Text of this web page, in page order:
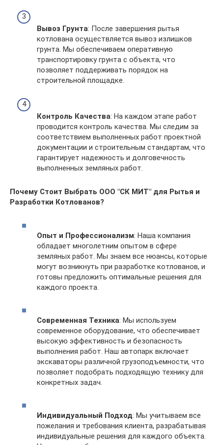
Вывоз Грунта: После завершения рытья
котлована осуществляется вывоз излишков
грунта. Мы обеспечиваем оперативную
транспортировку грунта с объекта, что
позволяет поддерживать порядок на
строительной площадке.
Контроль Качества: На каждом этапе работ
проводится контроль качества. Мы следим за
соответствием выполненных работ проектной
документации и строительным стандартам, что
гарантирует надежность и долговечность
выполненных земляных работ.
Почему Стоит Выбрать ООО "СК МИТ" для Рытья и
Разработки Котлованов?
Опыт и Профессионализм: Наша компания
обладает многолетним опытом в сфере
земляных работ. Мы знаем все нюансы, которые
могут возникнуть при разработке котлованов, и
готовы предложить оптимальные решения для
каждого проекта.
Современная Техника: Мы используем
современное оборудование, что обеспечивает
высокую эффективность и безопасность
выполнения работ. Наш автопарк включает
экскаваторы различной грузоподъемности, что
позволяет подобрать подходящую технику для
конкретных задач.
Индивидуальный Подход: Мы учитываем все
пожелания и требования клиента, разрабатывая
индивидуальные решения для каждого объекта.